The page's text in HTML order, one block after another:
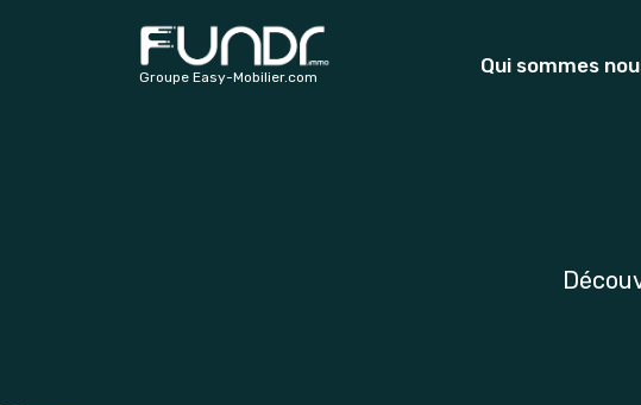
Groupe Easy-Mobilier.com Qui sommes